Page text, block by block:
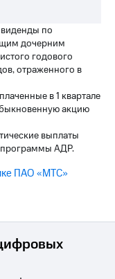
по
дочерним
годового
отраженного в
в 1 квартале
акцию
выплаты
программы АДР.
ПАО «МТС»